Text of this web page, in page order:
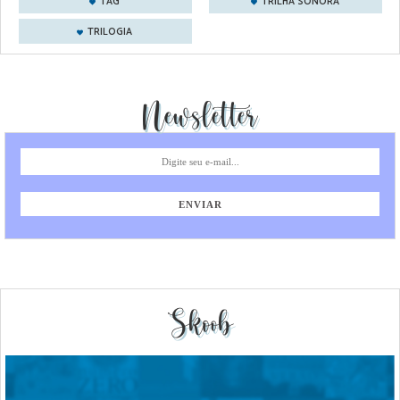
TRILOGIA
Newsletter
Skoob